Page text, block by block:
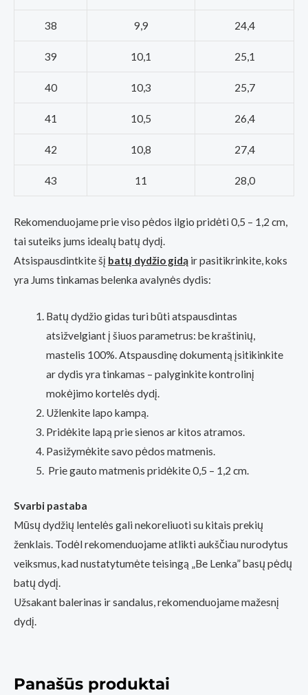
38 9,9 24,4
39 10,1 25,1
40 10,3 25,7
41 10,5 26,4
42 10,8 27,4
43 11 28,0
Rekomenduojame prie viso pėdos ilgio pridėti 0,5 – 1,2 cm,
tai suteiks jums idealų batų dydį.
Atsispausdintkite šį batų dydžio gidą ir pasitikrinkite, koks
yra Jums tinkamas belenka avalynės dydis:
Batų dydžio gidas turi būti atspausdintas
atsižvelgiant į šiuos parametrus: be kraštinių,
mastelis 100%. Atspausdinę dokumentą įsitikinkite
ar dydis yra tinkamas – palyginkite kontrolinį
mokėjimo kortelės dydį.
Užlenkite lapo kampą.
Pridėkite lapą prie sienos ar kitos atramos.
Pasižymėkite savo pėdos matmenis.
Prie gauto matmenis pridėkite 0,5 – 1,2 cm.
Svarbi pastaba
Mūsų dydžių lentelės gali nekoreliuoti su kitais prekių
ženklais. Todėl rekomenduojame atlikti aukščiau nurodytus
veiksmus, kad nustatytumėte teisingą „Be Lenka” basų pėdų
batų dydį.
Užsakant balerinas ir sandalus, rekomenduojame mažesnį
dydį.
Panašūs produktai